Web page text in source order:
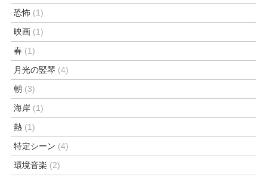
恐怖 (1)
映画 (1)
春 (1)
月光の竪琴 (4)
朝 (3)
海岸 (1)
熱 (1)
特定シーン (4)
環境音楽 (2)